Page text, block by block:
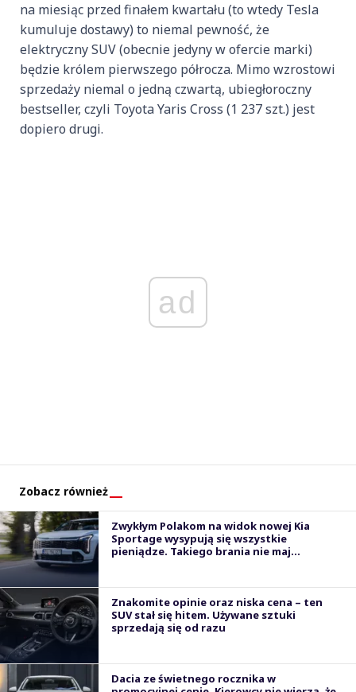
na miesiąc przed finałem kwartału (to wtedy Tesla
kumuluje dostawy) to niemal pewność, że
elektryczny SUV (obecnie jedyny w ofercie marki)
będzie królem pierwszego półrocza. Mimo wzrostowi
sprzedaży niemal o jedną czwartą, ubiegłoroczny
bestseller, czyli Toyota Yaris Cross (1 237 szt.) jest
dopiero drugi.
ad
Zobacz również
Zwykłym Polakom na widok nowej Kia
Sportage wysypują się wszystkie
pieniądze. Takiego brania nie maj...
Znakomite opinie oraz niska cena – ten
SUV stał się hitem. Używane sztuki
sprzedają się od razu
Dacia ze świetnego rocznika w